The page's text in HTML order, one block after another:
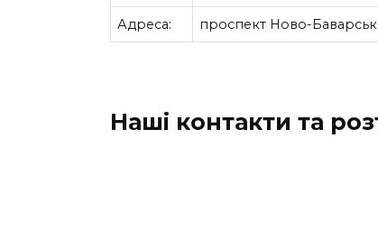
Адреса: проспект Ново-
Наші контакти та